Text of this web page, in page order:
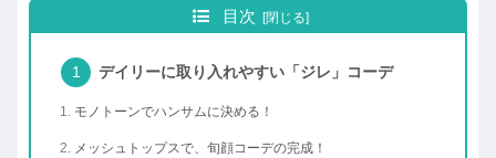
目次
デイリーに取り入れやすい「ジレ」コーデ
モノトーンでハンサムに決める！
メッシュトップスで、旬顔コーデの完成！